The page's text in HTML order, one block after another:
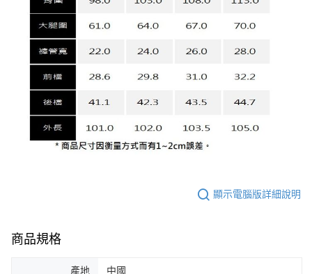
顯示電腦版詳細說明
商品規格
產地 中國